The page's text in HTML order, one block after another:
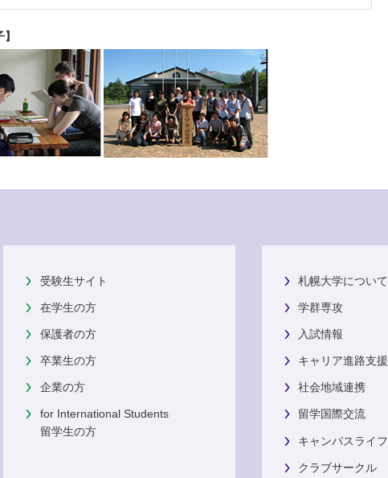
受験生サイト
在学生の方
保護者の方
卒業生の方
企業の方
for International Students
留学生の方
札幌大学について
学群専攻
入試情報
キャリア進路支援
社会地域連携
留学国際交流
キャンパスライフ
クラブサークル